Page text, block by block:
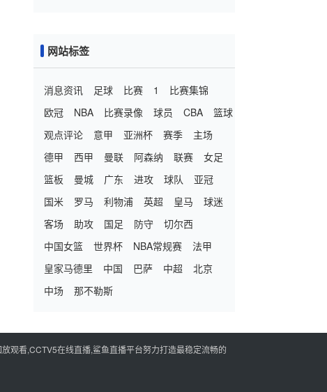
网站标签
消息资讯 足球 比赛 1
比赛集锦
欧冠
NBA 比赛录像 球员 CBA
篮球
观点评论
意甲 亚洲杯 赛季
主场
德甲
西甲 曼联 阿森纳 联赛
女足
篮板
曼城 广东 进攻 球队
亚冠
国米
罗马 利物浦 英超 皇马
球迷
客场
助攻 国足 防守
切尔西
中国女篮
世界杯 NBA常规赛
法甲
皇家马德里
中国 巴萨 中超
北京
中场
那不勒斯
观看,CCTV5在线直播,鲨鱼直播平台努力打造最稳定流畅的